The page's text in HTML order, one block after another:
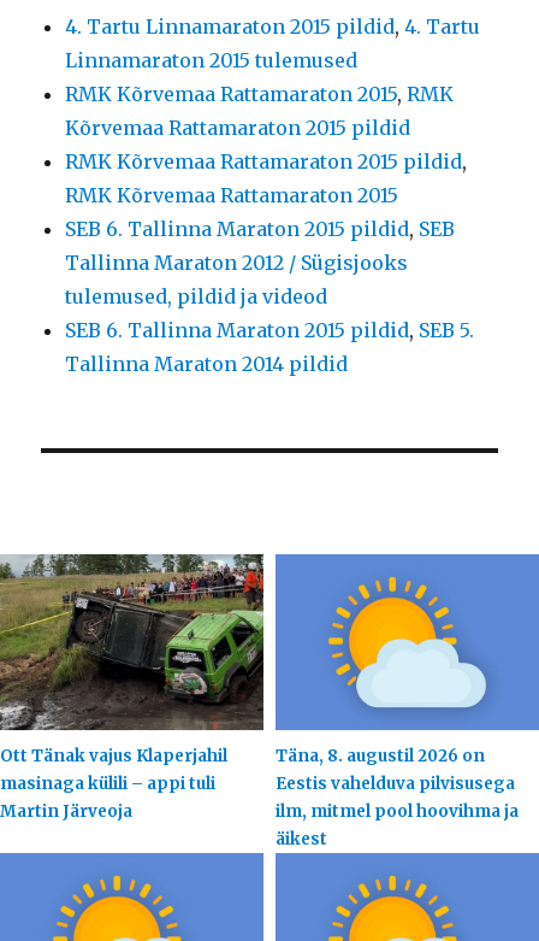
4. Tartu Linnamaraton 2015 pildid,4. Tartu
Linnamaraton 2015 tulemused
RMK Kõrvemaa Rattamaraton 2015,RMK
Kõrvemaa Rattamaraton 2015 pildid
RMK Kõrvemaa Rattamaraton 2015 pildid,
RMK Kõrvemaa Rattamaraton 2015
SEB 6. Tallinna Maraton 2015 pildid, SEB
Tallinna Maraton 2012 / Sügisjooks
tulemused, pildid ja videod
SEB 6. Tallinna Maraton 2015 pildid, SEB 5.
Tallinna Maraton 2014 pildid
Ott Tänak vajus Klaperjahil
masinaga külili – appi tuli
Martin Järveoja
Täna, 8. augustil 2026 on
Eestis vahelduva pilvisusega
ilm, mitmel pool hoovihma ja
äikest